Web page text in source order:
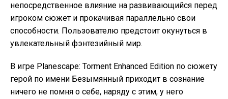
непосредственное влияние на развивающийся перед
игроком сюжет и прокачивая параллельно свои
способности. Пользователю предстоит окунуться в
увлекательный фэнтезийный мир.
В игре Planescape: Torment Enhanced Edition по сюжету
герой по имени Безымянный приходит в сознание
ничего не помня о себе, наряду с этим, у него